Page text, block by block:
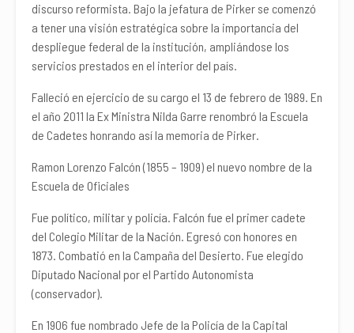
discurso reformista. Bajo la jefatura de Pirker se comenzó
a tener una visión estratégica sobre la importancia del
despliegue federal de la institución, ampliándose los
servicios prestados en el interior del país.
Falleció en ejercicio de su cargo el 13 de febrero de 1989. En
el año 2011 la Ex Ministra Nilda Garre renombró la Escuela
de Cadetes honrando así la memoria de Pirker.
Ramon Lorenzo Falcón (1855 – 1909) el nuevo nombre de la
Escuela de Oficiales
Fue político, militar y policía. Falcón fue el primer cadete
del Colegio Militar de la Nación. Egresó con honores en
1873. Combatió en la Campaña del Desierto. Fue elegido
Diputado Nacional por el Partido Autonomista
(conservador).
En 1906 fue nombrado Jefe de la Policía de la Capital